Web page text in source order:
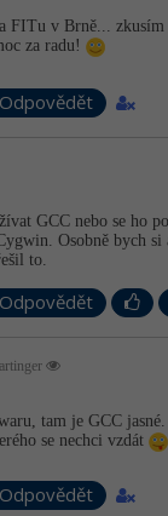
-80%
-80%
-30%
FITu v Brně... zkusím
za radu!
Odpovědět
GCC nebo se ho
Osobně bych
to.
Odpovědět
tam je GCC
se nechci vzdát
Odpovědět